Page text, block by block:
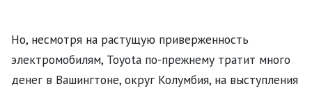
Но, несмотря на растущую приверженность
электромобилям, Toyota по-прежнему тратит много
денег в Вашингтоне, округ Колумбия, на выступления